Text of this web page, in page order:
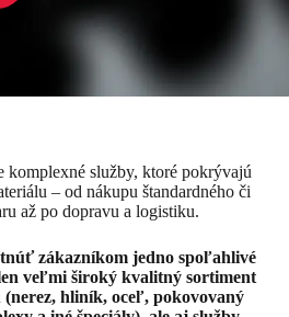
komplexné služby, ktoré pokrývajú
– od nákupu štandardného či
až po dopravu a logistiku.
zákazníkom jedno spoľahlivé
veľmi široký kvalitný sortiment
hliník, oceľ, pokovovaný